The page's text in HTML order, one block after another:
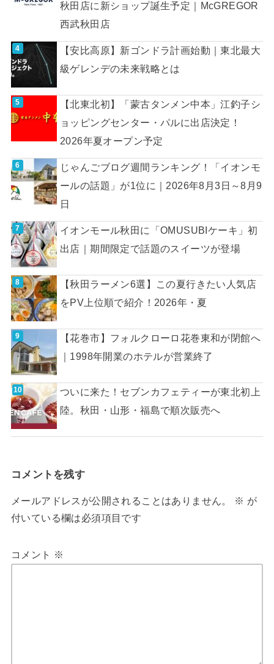
秋田店に新ショップ誕生予定｜McGREGOR
西武秋田店
【安比高原】新ゴンドラ計画始動｜東北最大
級ゲレンデの未来戦略とは
【北東北初】「蒙古タンメン中本」江釣子シ
ョッピングセンター・パルに出店決定！
2026年夏オープン予定
じゃんごブログ週間ランキング！「イオンモ
ールの話題」が1位に｜2026年8月3日～8月9
日
イオンモール秋田に「OMUSUBIケーキ」初
出店｜期間限定で話題のスイーツが登場
【秋田ラーメン6選】この夏行きたい人気店
をPV上位順で紹介！2026年・夏
【花巻市】フォルクローロ花巻東和が閉館へ
｜1998年開業のホテルが営業終了
ついに来た！セブンカフェティーが東北初上
陸。秋田・山形・福島で順次販売へ
コメントを残す
メールアドレスが公開されることはありません。 ※ が
付いている欄は必須項目です
コメント ※